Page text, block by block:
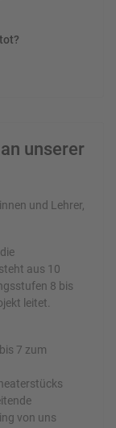
unserer
und Lehrer,
aus 10
8 bis
leitet.
7 zum
von uns